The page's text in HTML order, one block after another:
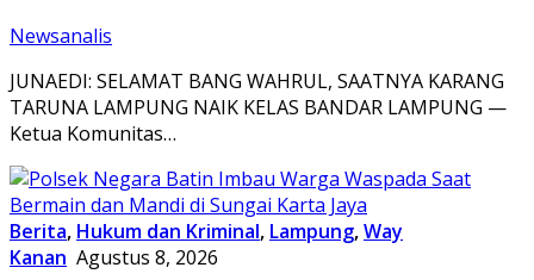
Newsanalis
JUNAE​DI: SELAMAT BANG WAHRUL, SAATNYA KARANG
TARUNA LAMPUNG NAIK KELAS BANDAR LAMPUNG —
Ketua Komunitas…
Berita, Hukum dan Kriminal, Lampung,Way
Kanan Agustus 8, 2026